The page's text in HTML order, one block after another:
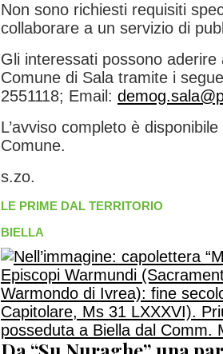
Non sono richiesti requisiti
collaborare a un servizio di
Gli interessati possono aderire
Comune di Sala tramite i
2551118; Email:
L’avviso completo è
Comune.
s.zo.
LE PRIME DAL TERRITORIO
BIELLA